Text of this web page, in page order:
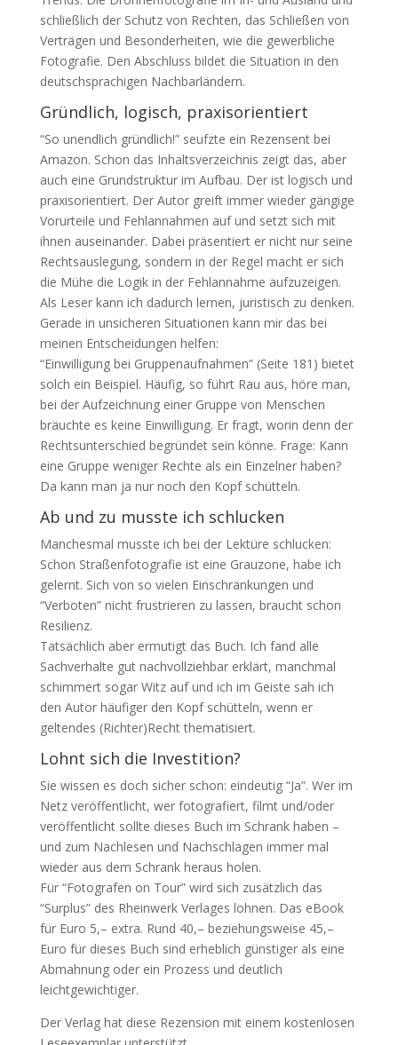
schließlich der Schutz von Rechten, das Schließen von
Verträgen und Besonderheiten, wie die gewerbliche
Fotografie. Den Abschluss bildet die Situation in den
deutschsprachigen Nachbarländern.
Gründlich, logisch, praxisorientiert
“So unendlich gründlich!” seufzte ein Rezensent bei
Amazon. Schon das Inhaltsverzeichnis zeigt das, aber
auch eine Grundstruktur im Aufbau. Der ist logisch und
praxisorientiert. Der Autor greift immer wieder gängige
Vorurteile und Fehlannahmen auf und setzt sich mit
ihnen auseinander. Dabei präsentiert er nicht nur seine
Rechtsauslegung, sondern in der Regel macht er sich
die Mühe die Logik in der Fehlannahme aufzuzeigen.
Als Leser kann ich dadurch lernen, juristisch zu denken.
Gerade in unsicheren Situationen kann mir das bei
meinen Entscheidungen helfen:
“Einwilligung bei Gruppenaufnahmen” (Seite 181) bietet
solch ein Beispiel. Häufig, so führt Rau aus, höre man,
bei der Aufzeichnung einer Gruppe von Menschen
bräuchte es keine Einwilligung. Er fragt, worin denn der
Rechtsunterschied begründet sein könne. Frage: Kann
eine Gruppe weniger Rechte als ein Einzelner haben?
Da kann man ja nur noch den Kopf schütteln.
Ab und zu musste ich schlucken
Manchesmal musste ich bei der Lektüre schlucken:
Schon Straßenfotografie ist eine Grauzone, habe ich
gelernt. Sich von so vielen Einschränkungen und
“Verboten” nicht frustrieren zu lassen, braucht schon
Resilienz.
Tatsächlich aber ermutigt das Buch. Ich fand alle
Sachverhalte gut nachvollziehbar erklärt, manchmal
schimmert sogar Witz auf und ich im Geiste sah ich
den Autor häufiger den Kopf schütteln, wenn er
geltendes (Richter)Recht thematisiert.
Lohnt sich die Investition?
Sie wissen es doch sicher schon: eindeutig “Ja”. Wer im
Netz veröffentlicht, wer fotografiert, filmt und/oder
veröffentlicht sollte dieses Buch im Schrank haben –
und zum Nachlesen und Nachschlagen immer mal
wieder aus dem Schrank heraus holen.
Für “Fotografen on Tour” wird sich zusätzlich das
“Surplus” des Rheinwerk Verlages lohnen. Das eBook
für Euro 5,– extra. Rund 40,– beziehungsweise 45,–
Euro für dieses Buch sind erheblich günstiger als eine
Abmahnung oder ein Prozess und deutlich
leichtgewichtiger.
Der Verlag hat diese Rezension mit einem kostenlosen